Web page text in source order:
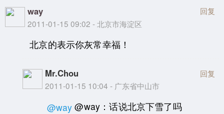
way
2011-01-15 09:02 - 北京市海淀区
回复
北京的表示你灰常幸福！
Mr.Chou
2011-01-15 10:04 - 广东省中山市
回复
@way @way：话说北京下雪了吗